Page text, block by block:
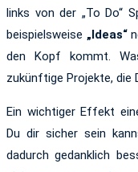
links von der „To Do“
beispielsweise „Ideas“
den Kopf kommt.
zukünftige Projekte, die
Ein wichtiger Effekt
Du dir sicher sein
dadurch gedanklich